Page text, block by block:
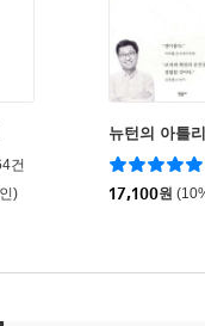
건
)
뉴턴의 아틀
17,100원